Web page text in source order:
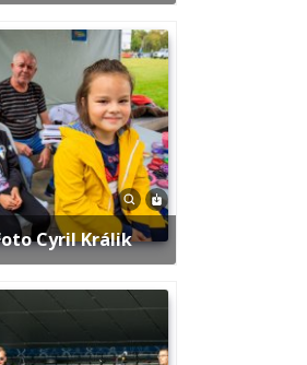
Foto Cyril Králik